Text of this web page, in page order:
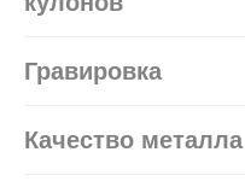
Гравировка
Качество металла